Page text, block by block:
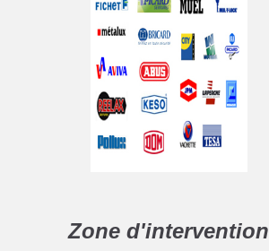
Zone d'intervention